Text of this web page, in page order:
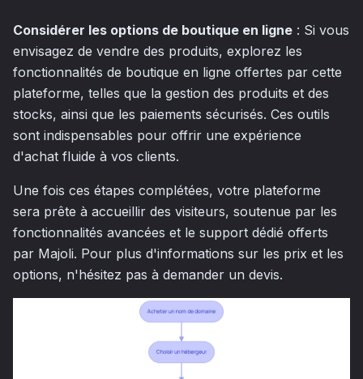
Considérer les options de boutique en ligne : Si vous
envisagez de vendre des produits, explorez les
fonctionnalités de boutique en ligne offertes par cette
plateforme, telles que la gestion des produits et des
stocks, ainsi que les paiements sécurisés. Ces outils
sont indispensables pour offrir une expérience
d'achat fluide à vos clients.
Une fois ces étapes complétées, votre plateforme
sera prête à accueillir des visiteurs, soutenue par les
fonctionnalités avancées et le support dédié offerts
par Majoli. Pour plus d'informations sur les prix et les
options, n'hésitez pas à demander un devis.